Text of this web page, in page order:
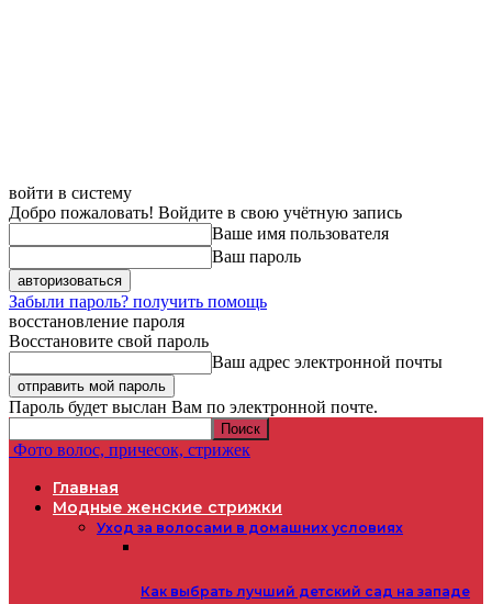
войти в систему
Добро пожаловать! Войдите в свою учётную запись
Ваше имя пользователя
Ваш пароль
Забыли пароль? получить помощь
восстановление пароля
Восстановите свой пароль
Ваш адрес электронной почты
Пароль будет выслан Вам по электронной почте.
Фото волос, причесок, стрижек
Главная
Модные женские стрижки
Уход за волосами в домашних условиях
Как выбрать лучший детский сад на западе